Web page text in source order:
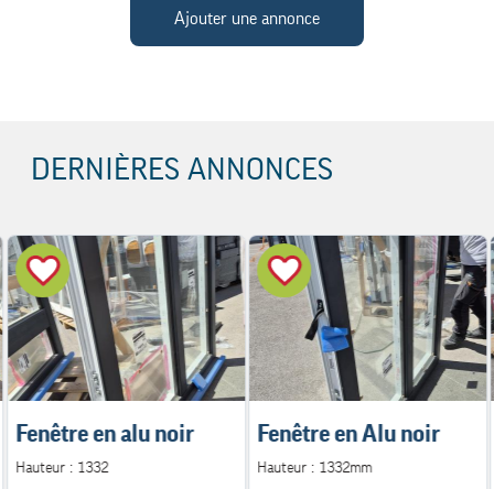
Ajouter une annonce
DERNIÈRES ANNONCES
Fenêtre en alu noir
Hauteur : 1332
Fenêtre en Alu noir
Hauteur : 1332mm